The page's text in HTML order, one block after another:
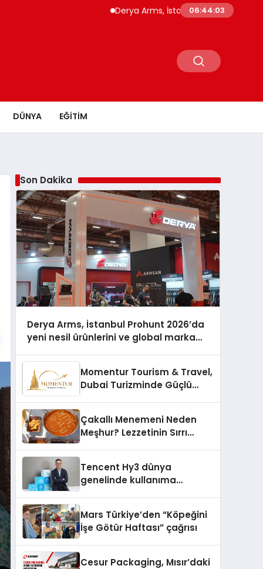
Derya Arms, İstanbul Prohunt 2026’da
06:44:04
DÜNYA EĞITIM
Son Dakika
Derya Arms, İstanbul Prohunt 2026’da
yeni nesil ürünlerini ve global marka
Momentur Tourism & Travel,
Dubai Turizminde Güçlü
Çakallı Menemeni Neden
Meşhur? Lezzetinin Sırrı
Tencent Hy3 dünya
genelinde kullanıma
Mars Türkiye’den “Köpeğini
İşe Götür Haftası” çağrısı
Cesur Packaging, Mısır’daki